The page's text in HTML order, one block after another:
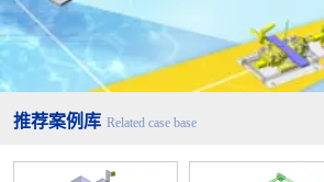
推荐案例库 Related case base